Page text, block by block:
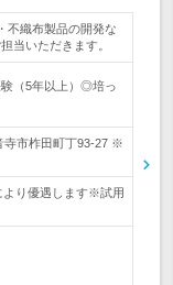
不織布製品の開発な
当いただきます。
（5年以上）◎培っ
寺市柞田町丁93-27 ※
より優遇します※試用